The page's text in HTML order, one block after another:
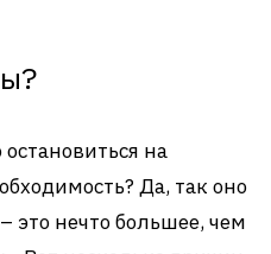
на
Да, так оно
это нечто большее, чем